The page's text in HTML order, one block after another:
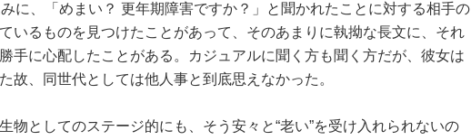
に、「めまい？ 更年期障害ですか？」と聞かれたことに対する相手の
いるものを見つけたことがあって、そのあまりに執拗な長文に、それ
手に心配したことがある。カジュアルに聞く方も聞く方だが、彼女は
故、同世代としては他人事と到底思えなかった。
物としてのステージ的にも、そう安々と“老い”を受け入れられないの